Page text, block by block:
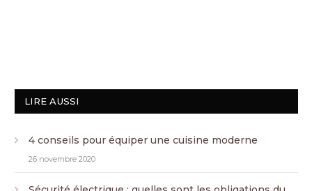
LIRE AUSSI
4 conseils pour équiper une cuisine moderne
26 novembre 2020